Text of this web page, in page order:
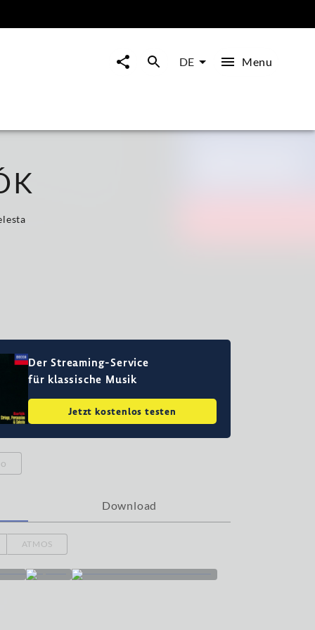
DE Menu
Der Streaming-Service
für klassische Musik
Jetzt kostenlos testen
Download
ATMOS